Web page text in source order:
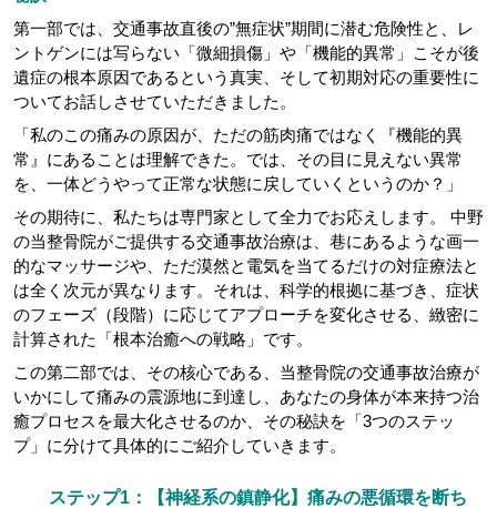
第一部では、交通事故直後の”無症状”期間に潜む危険性と、レ
ントゲンには写らない「微細損傷」や「機能的異常」こそが後
遺症の根本原因であるという真実、そして初期対応の重要性に
ついてお話しさせていただきました。
「私のこの痛みの原因が、ただの筋肉痛ではなく『機能的異
常』にあることは理解できた。では、その目に見えない異常
を、一体どうやって正常な状態に戻していくというのか？」
その期待に、私たちは専門家として全力でお応えします。 中野
の当整骨院がご提供する交通事故治療は、巷にあるような画一
的なマッサージや、ただ漠然と電気を当てるだけの対症療法と
は全く次元が異なります。それは、科学的根拠に基づき、症状
のフェーズ（段階）に応じてアプローチを変化させる、緻密に
計算された「根本治癒への戦略」です。
この第二部では、その核心である、当整骨院の交通事故治療が
いかにして痛みの震源地に到達し、あなたの身体が本来持つ治
癒プロセスを最大化させるのか、その秘訣を「3つのステッ
プ」に分けて具体的にご紹介していきます。
ステップ1：【神経系の鎮静化】痛みの悪循環を断ち